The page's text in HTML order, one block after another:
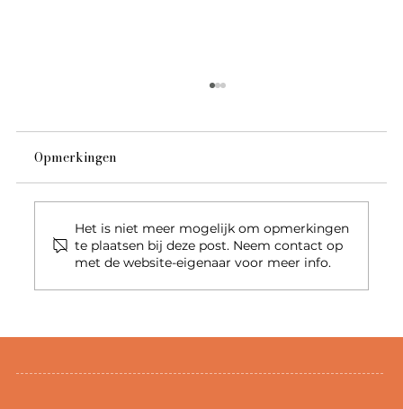
Ontdek de magie van de Maori cultuur
Opmerkingen
Het is niet meer mogelijk om opmerkingen
te plaatsen bij deze post. Neem contact op
met de website-eigenaar voor meer info.